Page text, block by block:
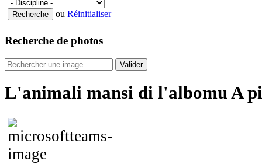
ou Réinitialiser
Recherche de photos
Valider
L'animali mansi di l'albomu A